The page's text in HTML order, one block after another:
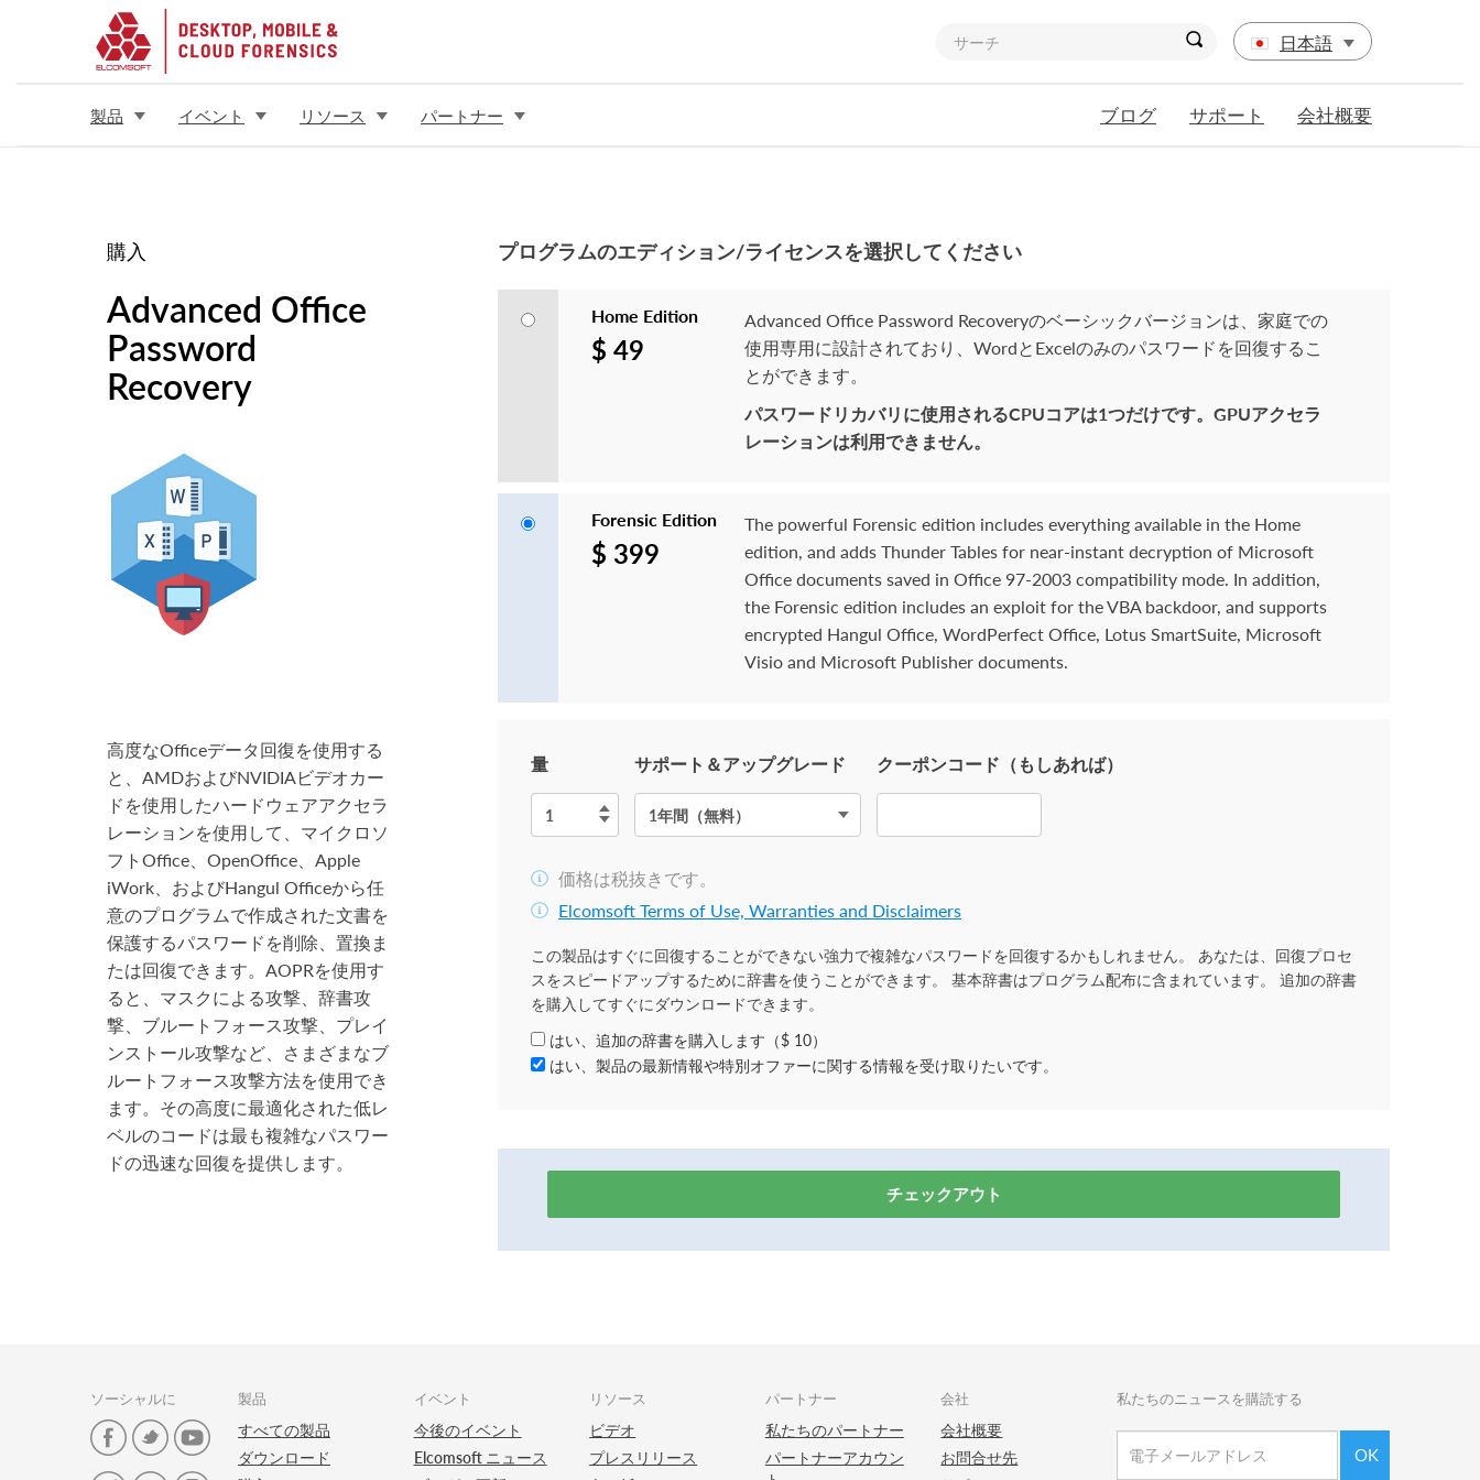
日本語
製品 イベント リソース パートナー ブログ サポート 会社概要
購入
Advanced Office
Password
Recovery
高度なOfficeデータ回復を使用する
と、AMDおよびNVIDIAビデオカー
ドを使用したハードウェアアクセラ
レーションを使用して、マイクロソ
フトOffice、OpenOffice、Apple
iWork、およびHangul Officeから任
意のプログラムで作成された文書を
保護するパスワードを削除、置換ま
たは回復できます。AOPRを使用す
ると、マスクによる攻撃、辞書攻
撃、ブルートフォース攻撃、プレイ
ンストール攻撃など、さまざまなブ
ルートフォース攻撃方法を使用でき
ます。その高度に最適化された低レ
ベルのコードは最も複雑なパスワー
ドの迅速な回復を提供します。
プログラムのエディション/ライセンスを選択してください
Home Edition
$ 49
Advanced Office Password Recoveryのベーシックバージョンは、家庭での
使用専用に設計されており、WordとExcelのみのパスワードを回復するこ
とができます。
パスワードリカバリに使用されるCPUコアは1つだけです。GPUアクセラ
レーションは利用できません。
Forensic Edition
$ 399
The powerful Forensic edition includes everything available in the Home
edition, and adds Thunder Tables for near-instant decryption of Microsoft
Office documents saved in Office 97-2003 compatibility mode. In addition,
the Forensic edition includes an exploit for the VBA backdoor, and supports
encrypted Hangul Office, WordPerfect Office, Lotus SmartSuite, Microsoft
Visio and Microsoft Publisher documents.
量 サポート＆アップグレード クーポンコード（もしあれば）
価格は税抜きです。
Elcomsoft Terms of Use, Warranties and Disclaimers
この製品はすぐに回復することができない強力で複雑なパスワードを回復するかもしれません。 あなたは、回復プロセ
スをスピードアップするために辞書を使うことができます。 基本辞書はプログラム配布に含まれています。 追加の辞書
を購入してすぐにダウンロードできます。
はい、追加の辞書を購入します（$ 10）
はい、製品の最新情報や特別オファーに関する情報を受け取りたいです。
チェックアウト
ソーシャルに 製品
すべての製品
ダウンロード
イベント
今後のイベント
Elcomsoft ニュース
リソース
ビデオ
プレスリリース
パートナー
私たちのパートナー
パートナーアカウン
会社
会社概要
お問合せ先
私たちのニュースを購読する
OK